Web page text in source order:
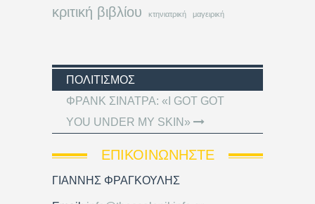
κριτική βιβλίου κτηνιατρική μαγειρική
ΠΟΛΙΤΙΣΜΌΣ
ΦΡΑΝΚ ΣΙΝΑΤΡΑ: «I GOT GOT
YOU UNDER MY SKIN»
ΕΠΙΚΟΙΝΩΝΉΣΤΕ
ΓΙΑΝΝΗΣ ΦΡΑΓΚΟΥΛΗΣ